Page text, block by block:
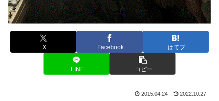
X Facebook はてブ
LINE コピー
2015.04.24 2022.10.27